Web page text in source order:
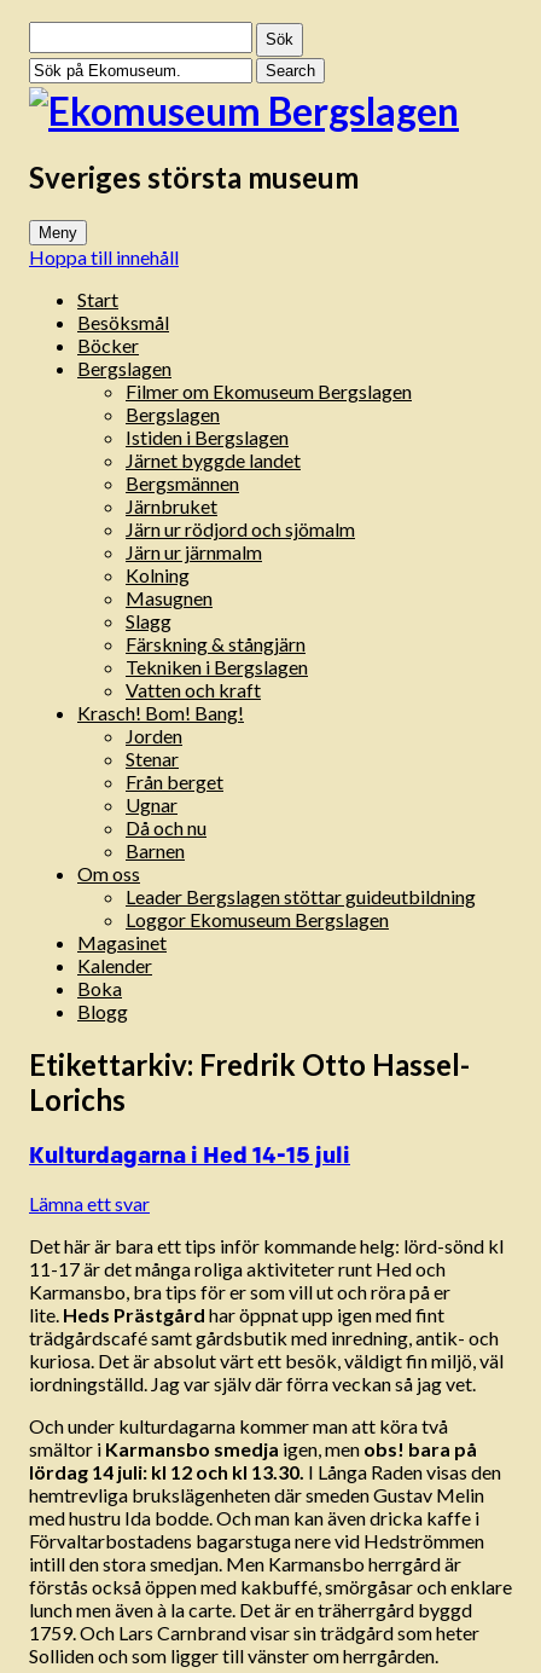
efter:
Sveriges största museum
Meny
Hoppa till innehåll
Start
Besöksmål
Böcker
Bergslagen
Filmer om Ekomuseum Bergslagen
Bergslagen
Istiden i Bergslagen
Järnet byggde landet
Bergsmännen
Järnbruket
Järn ur rödjord och sjömalm
Järn ur järnmalm
Kolning
Masugnen
Slagg
Färskning & stångjärn
Tekniken i Bergslagen
Vatten och kraft
Krasch! Bom! Bang!
Jorden
Stenar
Från berget
Ugnar
Då och nu
Barnen
Om oss
Leader Bergslagen stöttar guideutbildning
Loggor Ekomuseum Bergslagen
Magasinet
Kalender
Boka
Blogg
Etikettarkiv: Fredrik Otto Hassel-
Lorichs
Kulturdagarna i Hed 14-15 juli
Lämna ett svar
Det här är bara ett tips inför kommande helg: lörd-sönd kl
11-17 är det många roliga aktiviteter runt Hed och
Karmansbo, bra tips för er som vill ut och röra på er
lite. Heds Prästgård har öppnat upp igen med fint
trädgårdscafé samt gårdsbutik med inredning, antik- och
kuriosa. Det är absolut värt ett besök, väldigt fin miljö, väl
iordningställd. Jag var själv där förra veckan så jag vet.
Och under kulturdagarna kommer man att köra två
smältor i Karmansbo smedja igen, men obs! bara på
lördag 14 juli: kl 12 och kl 13.30. I Långa Raden visas den
hemtrevliga brukslägenheten där smeden Gustav Melin
med hustru Ida bodde. Och man kan även dricka kaffe i
Förvaltarbostadens bagarstuga nere vid Hedströmmen
intill den stora smedjan. Men Karmansbo herrgård är
förstås också öppen med kakbuffé, smörgåsar och enklare
lunch men även à la carte. Det är en träherrgård byggd
1759. Och Lars Carnbrand visar sin trädgård som heter
Solliden och som ligger till vänster om herrgården.